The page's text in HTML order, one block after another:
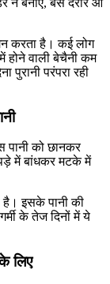
न बनाएं, बस दरार आ
करता है। कई लोग
होने वाली बेचैनी कम
पुरानी परंपरा रही
पानी को छानकर
में बांधकर मटके में
है। इसके पानी की
के तेज दिनों में ये
लिए